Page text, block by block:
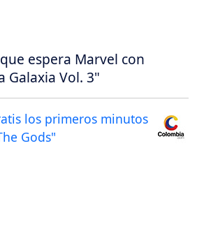
espera Marvel con
Galaxia Vol. 3"